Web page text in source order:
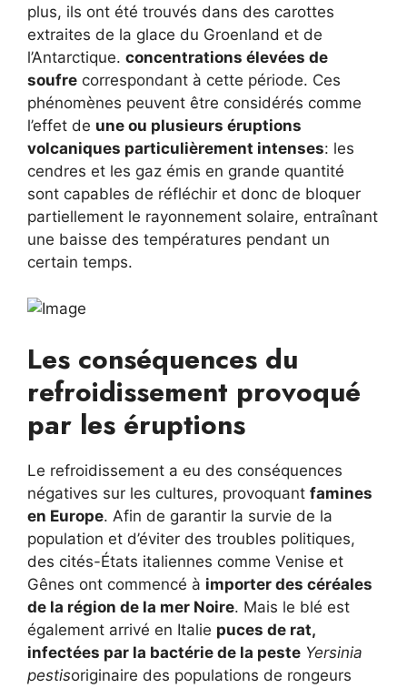
plus, ils ont été trouvés dans des carottes
extraites de la glace du Groenland et de
l’Antarctique. concentrations élevées de
soufre correspondant à cette période. Ces
phénomènes peuvent être considérés comme
l’effet de une ou plusieurs éruptions
volcaniques particulièrement intenses: les
cendres et les gaz émis en grande quantité
sont capables de réfléchir et donc de bloquer
partiellement le rayonnement solaire, entraînant
une baisse des températures pendant un
certain temps.
Les conséquences du
refroidissement provoqué
par les éruptions
Le refroidissement a eu des conséquences
négatives sur les cultures, provoquant famines
en Europe. Afin de garantir la survie de la
population et d’éviter des troubles politiques,
des cités-États italiennes comme Venise et
Gênes ont commencé à importer des céréales
de la région de la mer Noire. Mais le blé est
également arrivé en Italie puces de rat,
infectées par la bactérie de la peste Yersinia
pestisoriginaire des populations de rongeurs